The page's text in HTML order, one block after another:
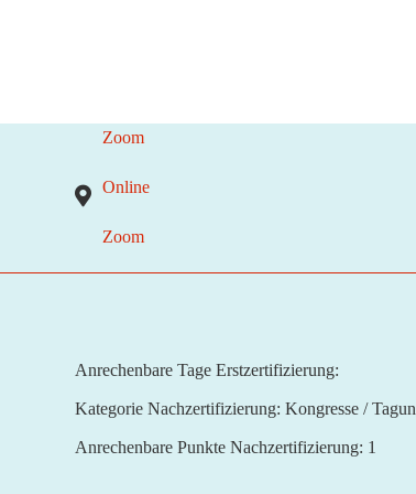
Zoom
Online
Zoom
Anrechenbare Tage Erstzertifizierung:
Kategorie Nachzertifizierung: Kongresse /
Anrechenbare Punkte Nachzertifizierung: 1